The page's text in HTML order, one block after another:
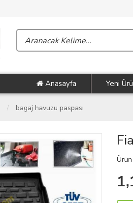
Anasayfa Yeni
bagaj havuzu paspası